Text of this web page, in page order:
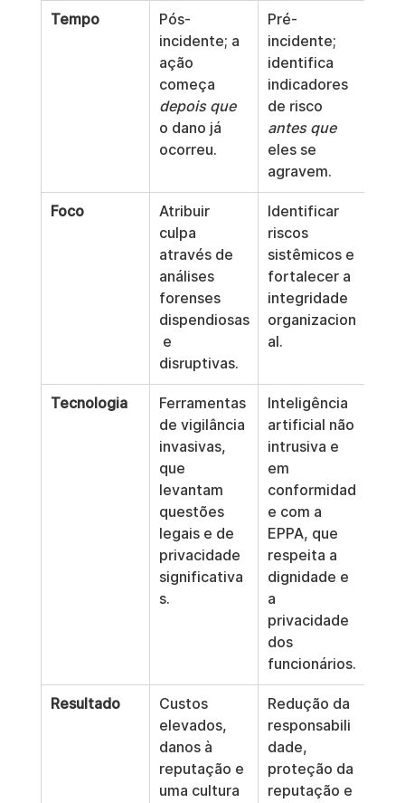
Tempo
Pós-
incidente; a
ação
começa
depois que
o dano já
ocorreu.
Pré-
incidente;
identifica
indicadores
de risco
antes que
eles se
agravem.
Foco
Atribuir
culpa
através de
análises
forenses
dispendiosas
e
disruptivas.
Identificar
riscos
sistêmicos e
fortalecer a
integridade
organizacion
al.
Tecnologia
Ferramentas
de vigilância
invasivas,
que
levantam
questões
legais e de
privacidade
significativa
s.
Inteligência
artificial não
intrusiva e
em
conformidad
e com a
EPPA, que
respeita a
dignidade e
a
privacidade
dos
funcionários.
Resultado
Custos
elevados,
danos à
reputação e
uma cultura
Redução da
responsabili
dade,
proteção da
reputação e